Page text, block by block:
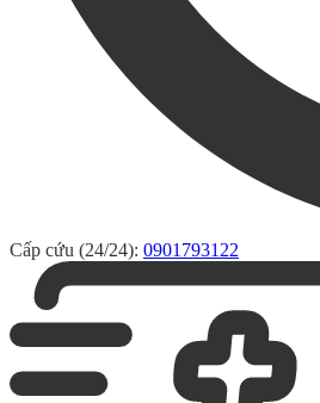
Cấp cứu (24/24): 0901793122